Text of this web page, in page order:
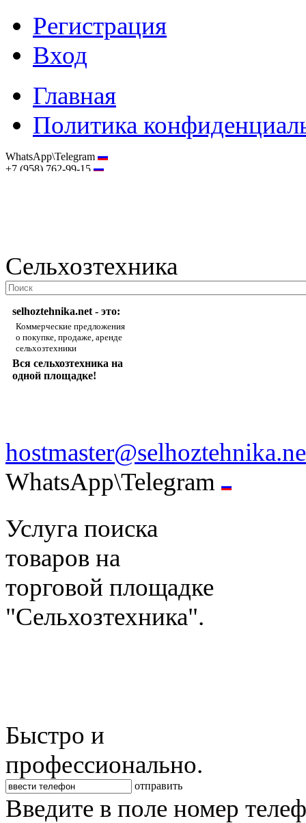
Регистрация
Вход
Главная
Политика
WhatsApp\Telegram
+7 (958) 762-99-15
Сельхозтехника
selhoztehnika.net - это:
Коммерческие предложения
о покупке, продаже, аренде
сельхозтехники
Вся сельхозтехника на
одной площадке!
WhatsApp\Telegram
Услуга поиска
товаров на
торговой площадке
"Сельхозтехника".
Быстро и
профессионально.
отправить
Введите в поле номер